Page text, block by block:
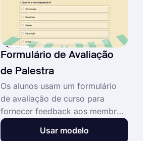
Formulário de Avaliação
de Palestra
Os alunos usam um formulário
de avaliação de curso para
fornecer feedback aos membros
do corpo docente. Você pode
criar o formulário de avaliação
Usar modelo